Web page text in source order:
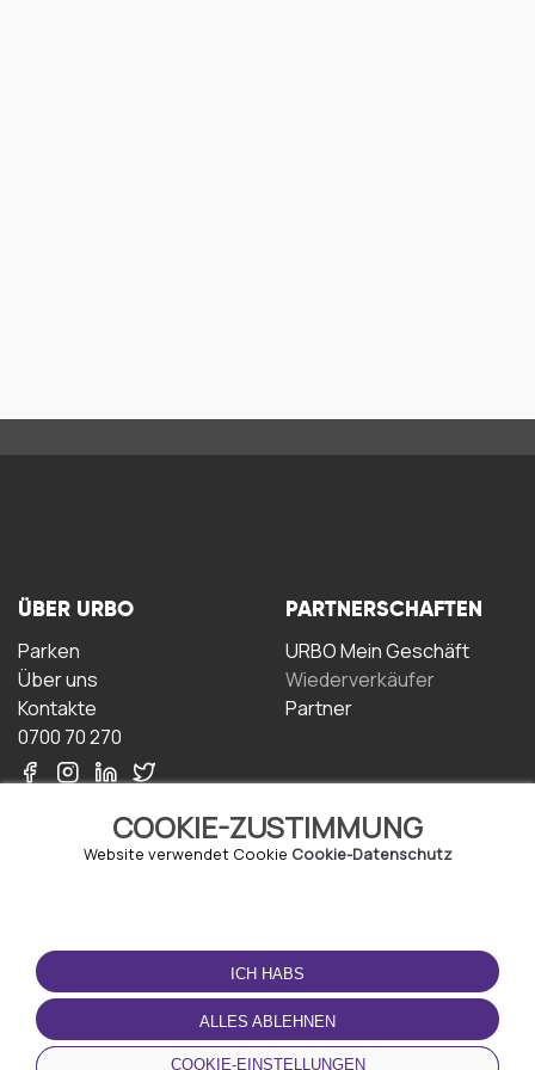
COOKIE-ZUSTIMMUNG
Website verwendet Cookie Cookie-Datenschutz
ICH HABS
ALLES ABLEHNEN
COOKIE-EINSTELLUNGEN
ÜBER URBO
Parken
Über uns
Kontakte
0700 70 270
PARTNERSCHAFTEN
URBO Mein Geschäft
Wiederverkäufer
Partner
NUTZUNGSBEDINGUNGEN
Geschäftsbedingungen
Datenschutz-
Bestimmungen
Cookie-Richtlinie
LADEN SIE DIE APP
HERUNTER